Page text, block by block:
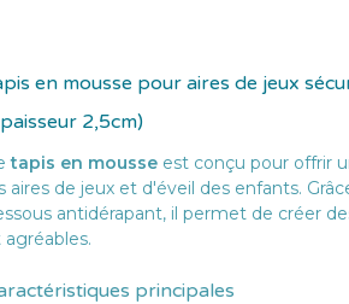
en mousse pour aires de jeux
2,5cm)
tapis en mousse est conçu pour offrir
aires de jeux et d'éveil des enfants.
antidérapant, il permet de créer
agréables.
principales